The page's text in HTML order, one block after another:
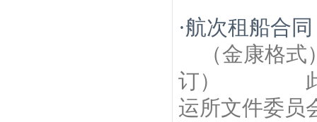
·航次租船合同
（金康
订） 此格
运所文件